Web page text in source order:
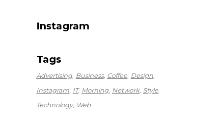
Instagram
Tags
Advertising Business Coffee Design
Instagram IT Morning Network Style
Technology Web